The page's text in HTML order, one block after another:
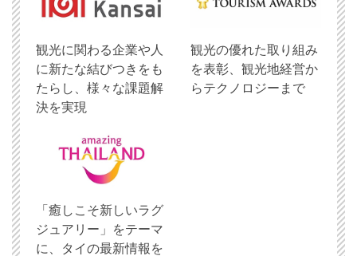
観光に関わる企業や人
に新たな結びつきをも
たらし、様々な課題解
決を実現
観光の優れた取り組み
を表彰、観光地経営か
らテクノロジーまで
「癒しこそ新しいラグ
ジュアリー」をテーマ
に、タイの最新情報を